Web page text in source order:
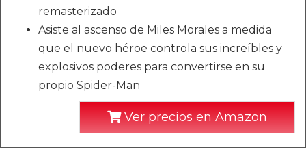
remasterizado
Asiste al ascenso de Miles Morales a medida
que el nuevo héroe controla sus increíbles y
explosivos poderes para convertirse en su
propio Spider-Man
Ver precios en Amazon